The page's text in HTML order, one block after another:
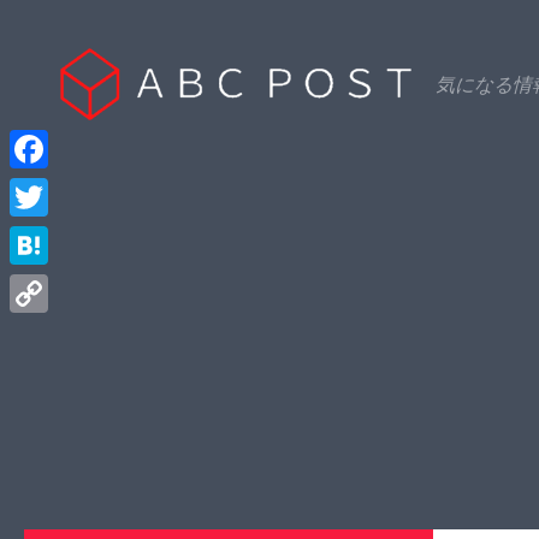
気になる情
Facebook
Twitter
Hatena